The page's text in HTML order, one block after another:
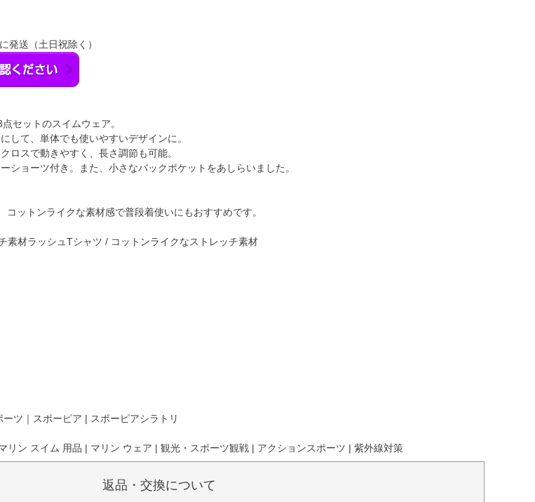
発送（土日祝除く）
セットのスイムウェア。
して、単体でも使いやすいデザインに。
ロスで動きやすく、長さ調節も可能。
ショーツ付き。また、小さなバックポケットをあしらいました。
コットンライクな素材感で普段着使いにもおすすめです。
材ラッシュTシャツ / コットンライクなストレッチ素材
ツ｜スポーピア | スポーピアシラトリ
リン スイム 用品 | マリン ウェア | 観光・スポーツ観戦 | アクションスポーツ | 紫外線対策
返品・交換について